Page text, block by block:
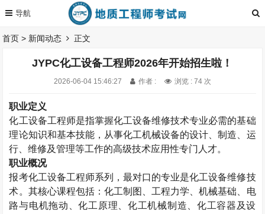
首页 > 新闻动态 正文
JYPC化工设备工程师2026年开始招生啦！
2026-06-04 15:46:27 作者 : 浏览 : 74 次
职业定义
化工设备工程师是指掌握化工设备维修技术专业必需的基础
理论知识和基本技能，从事化工机械设备的设计、制造、运
行、维修及管理等工作的高级技术应用性专门人才。
职业概况
报考化工设备工程师系列，最对口的专业是化工设备维修技
术。其核心课程包括：化工制图、工程力学、机械基础、电
路与电机拖动、化工原理、化工机械制造、化工容器及设